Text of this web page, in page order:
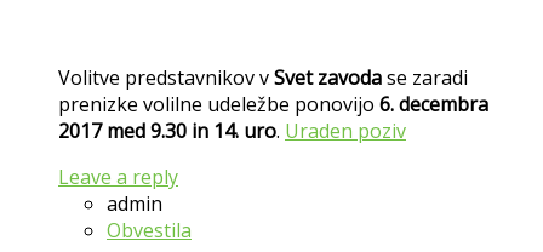
Volitve predstavnikov vSvet zavodase zaradi
prenizke volilne udeležbe ponovijo 6. decembra
2017 med 9.30 in 14. uro. Uraden poziv
Leave a reply
admin
Obvestila